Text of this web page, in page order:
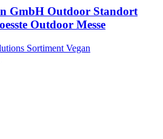
GmbH Outdoor Standort
Outdoor Messe